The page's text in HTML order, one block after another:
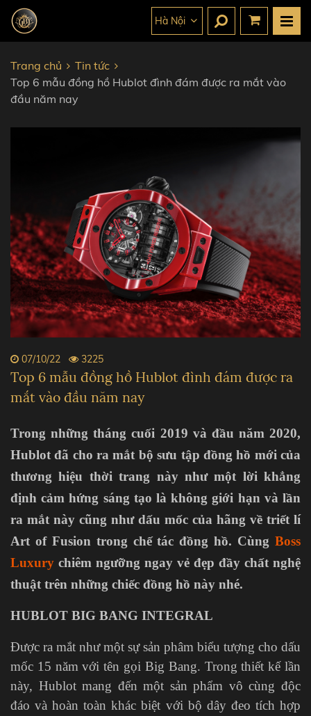
Hà Nội
Trang chủ
Tin tức
Top 6 mẫu đồng hồ Hublot đình đám được ra mắt vào
đầu năm nay
07/10/22 3225
Top 6 mẫu đồng hồ Hublot đình đám được ra
mắt vào đầu năm nay
Trong những tháng cuối 2019 và đầu năm 2020,
Hublot đã cho ra mắt bộ sưu tập đồng hồ mới của
thương hiệu thời trang này như một lời khẳng
định cảm hứng sáng tạo là không giới hạn và lần
ra mắt này cũng như dấu mốc của hãng về triết lí
Art of Fusion trong chế tác đồng hồ. CùngBoss
Luxury chiêm ngưỡng ngay vẻ đẹp đầy chất nghệ
thuật trên những chiếc đồng hồ này nhé.
HUBLOT BIG BANG INTEGRAL
Được ra mắt như một sự sản phâm biểu tượng cho dấu
mốc 15 năm với tên gọi Big Bang. Trong thiết kế lần
này, Hublot mang đến một sản phẩm vô cùng độc
đáo và hoàn toàn khác biệt với bộ dây đeo tích hợp